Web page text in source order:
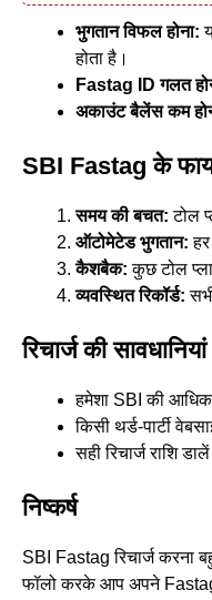
भुगतान विफल होना:
होता है।
Fastag IDगलत
अकाउंट बैलेंस कम
SBI Fastag के
समय की बचत: टोल
ऑटोमेटेड भुगतान:
कैशबैक: कुछ टोल
व्यवस्थित रिकॉर्ड:
रिचार्ज की सावधानियां
हमेशा SBI की
किसी थर्ड-पार्टी
सही रिचार्ज राशि
निष्कर्ष
SBI Fastag रिचार्ज करना
फॉलो करके आप अपने Fastag